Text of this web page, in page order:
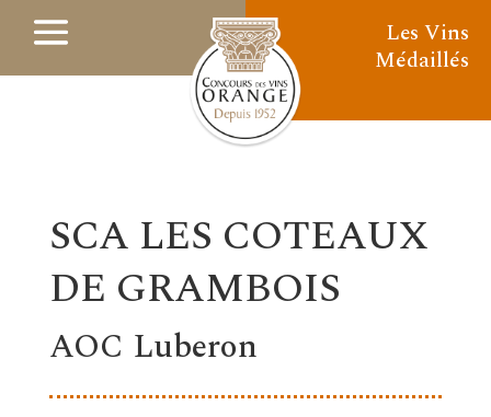
Les Vins
Médaillés
SCA LES COTEAUX
DE GRAMBOIS
AOC Luberon